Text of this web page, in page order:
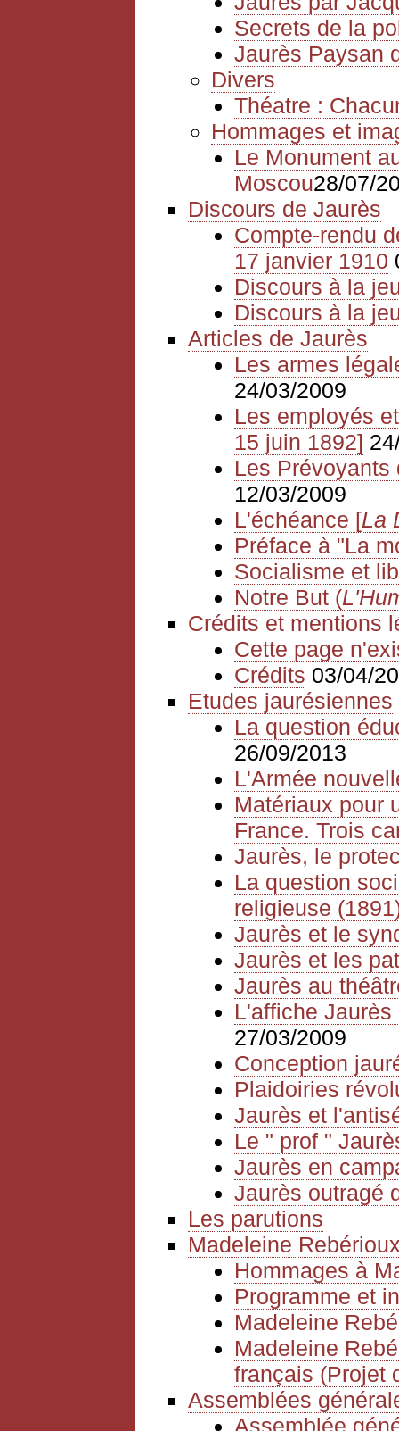
Secrets de la
Jaurès Paysan
Divers
Théatre :
Hommages et
Le Monument
Moscou28/07/
Discours de Jaurès
Compte-rendu
17 janvier 1910
Discours à la
Discours à la
Articles de Jaurès
Les armes
24/03/2009
Les employés
15 juin 1892]
Les Prévoyants
12/03/2009
L'échéance [La
Préface à "La
Socialisme et
Notre But (
Crédits et mentions
Cette page
Crédits 03/04/
Etudes jaurésiennes
La question
26/09/2013
L'Armée
Matériaux pour
France. Trois
Jaurès, le
La question
religieuse
Jaurès et le
Jaurès et les
Jaurès au
L'affiche
27/03/2009
Conception
Plaidoiries
Jaurès et
Le " prof "
Jaurès en
Jaurès outragé
Les parutions
Madeleine
Hommages à
Programme et
Madeleine
Madeleine
français (Projet
Assemblées
Assemblée